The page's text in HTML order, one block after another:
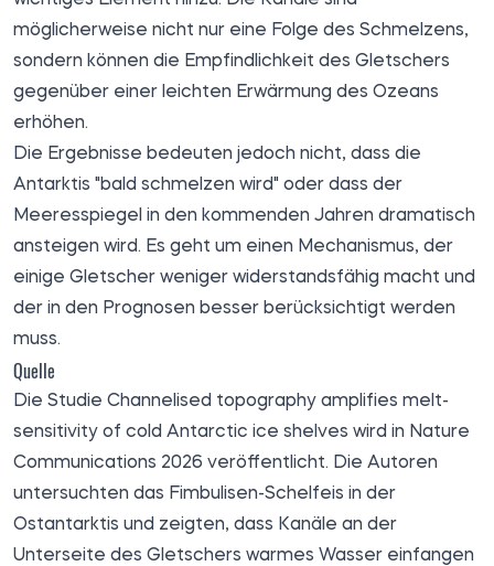
möglicherweise nicht nur eine Folge des Schmelzens,
sondern können die Empfindlichkeit des Gletschers
gegenüber einer leichten Erwärmung des Ozeans
erhöhen.
Die Ergebnisse bedeuten jedoch nicht, dass die
Antarktis "bald schmelzen wird" oder dass der
Meeresspiegel in den kommenden Jahren dramatisch
ansteigen wird. Es geht um einen Mechanismus, der
einige Gletscher weniger widerstandsfähig macht und
der in den Prognosen besser berücksichtigt werden
muss.
Quelle
Die Studie Channelised topography amplifies melt-
sensitivity of cold Antarctic ice shelves wird in Nature
Communications 2026 veröffentlicht. Die Autoren
untersuchten das Fimbulisen-Schelfeis in der
Ostantarktis und zeigten, dass Kanäle an der
Unterseite des Gletschers warmes Wasser einfangen